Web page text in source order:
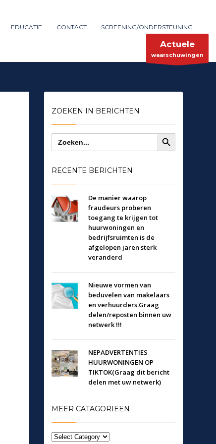
×
Mon-Fri 9:00AM - 6:00AM
EDUCATIE CONTACT SCREENING/ONDERSTEUNING
Actuele
waarschuwingen
ZOEKEN IN BERICHTEN
Zoek
naar:
Zoekknop
RECENTE BERICHTEN
De manier waarop
fraudeurs proberen
toegang te krijgen tot
huurwoningen en
bedrijfsruimten is de
afgelopen jaren sterk
veranderd
Nieuwe vormen van
beduvelen van makelaars
en verhuurders.Graag
delen/reposten binnen uw
netwerk !!!
NEPADVERTENTIES
HUURWONINGEN OP
TIKTOK(Graag dit bericht
delen met uw netwerk)
MEER CATAGORIEEN